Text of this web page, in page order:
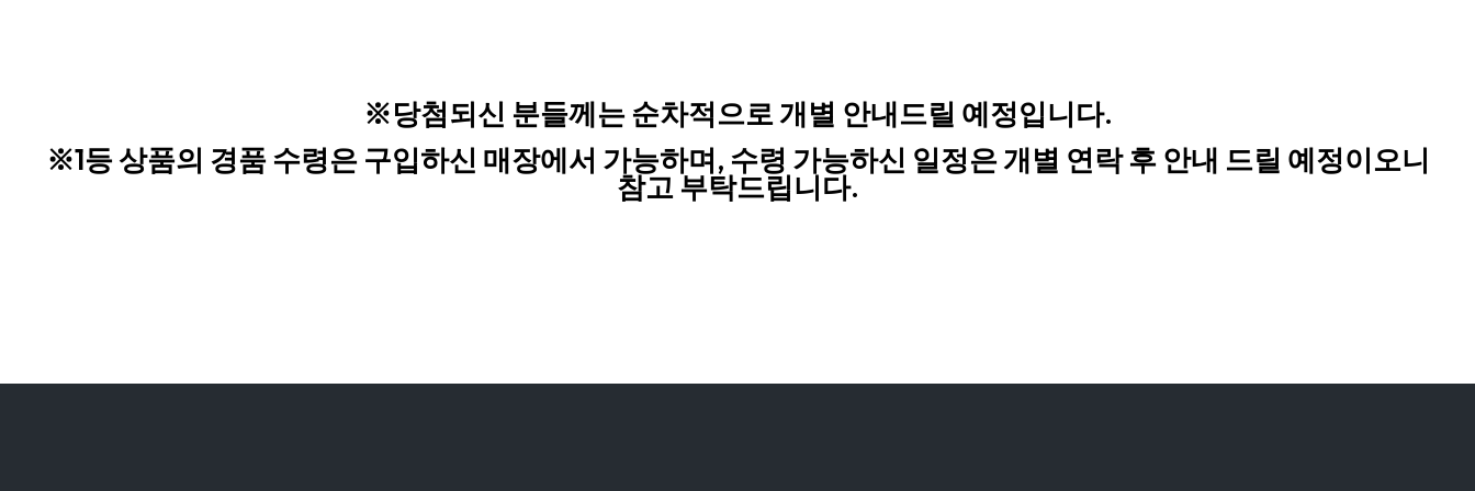
※당첨되신 분들께는 순차적으로 개별 안내드릴 예정입니다.
※1등 상품의 경품 수령은 구입하신 매장에서 가능하며, 수령 가능하신 일정은 개별 연락 후 안내 드릴 예정이오니
참고 부탁드립니다.